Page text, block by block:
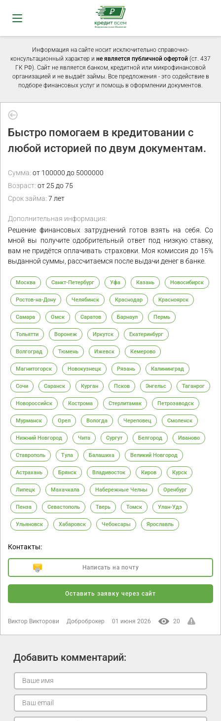
Информация на сайте носит исключительно справочно-
консультационный характер и не является публичной офертой (ст. 437
ГК РФ). Сайт не является банком, кредитной или микрофинансовой
организацией и не выдаёт займы. Все предложения - это содействие в
подборе финансовых услуг и помощь в оформлении документов.
Быстро помогаем в кредитовании с
любой историей по двум документам.
Сумма: от 100000 до 5000000
Возраст: от 25 до 75
Срок займа: 7 лет
Дополнительная информация:
Решение финансовых затруднений готов взять на себя. Со
мной вы получите одобрительный ответ под низкую ставку,
вам не придётся оплачивать страховки. Моя комиссия до 15%
выданной суммы, рассчитаемся после выдачи денег в банке.
Москва Санкт-Петербург Уфа Казань Новосибирск
Ростов-на-Дону Челябинск Краснодар Красноярск
Самара Омск Саратов Барнаул Пермь
Тольятти Воронеж Иркутск Екатеринбург
Волгоград Тюмень Ижевск Кемерово
Магнитогорск Новокузнецк Рязань Калининград
Сочи Саранск Курган Псков Энгельс Таганрог
Новороссийск Кострома Стерлитамак Петрозаводск
Мурманск Орел Вологда Череповец Смоленск
Нижний Новгород Чита Сургут Белгород Иваново
Ставрополь Тула Балашиха Великий Новгород
Астрахань Брянск Владивосток Киров Курск
Липецк Махачкала Набережные Челны Оренбург
Пенза Севастополь Тверь Томск Улан-Удэ
Ульяновск Хабаровск Чебоксары Ярославль
Контакты:
Написать на почту
Оставить заявку через сайт
Виктор Викторови Доброброкер 01 июня 2026 20
Добавить комментарий: